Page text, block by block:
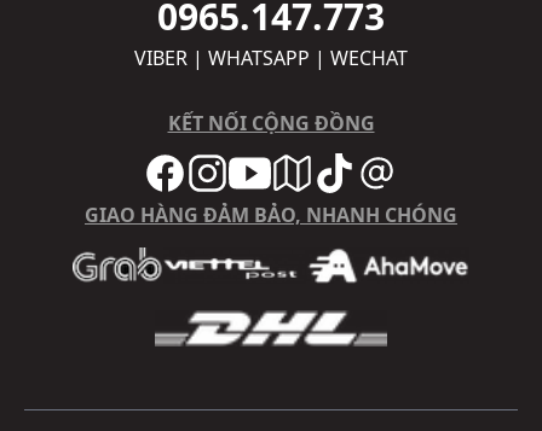
0965.147.773
VIBER | WHATSAPP | WECHAT
KẾT NỐI CỘNG ĐỒNG
GIAO HÀNG ĐẢM BẢO, NHANH CHÓNG